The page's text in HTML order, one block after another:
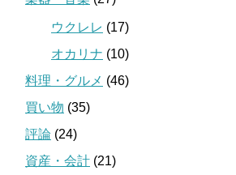
ウクレレ (17)
オカリナ (10)
料理・グルメ (46)
買い物 (35)
評論 (24)
資産・会計 (21)